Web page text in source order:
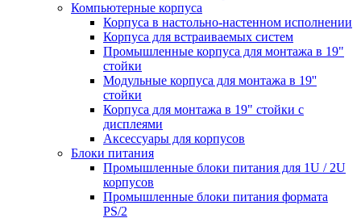
Компьютерные корпуса
Корпуса в настольно-настенном исполнении
Корпуса для встраиваемых систем
Промышленные корпуса для монтажа в 19"
стойки
Модульные корпуса для монтажа в 19''
стойки
Корпуса для монтажа в 19" стойки с
дисплеями
Аксессуары для корпусов
Блоки питания
Промышленные блоки питания для 1U / 2U
корпусов
Промышленные блоки питания формата
PS/2